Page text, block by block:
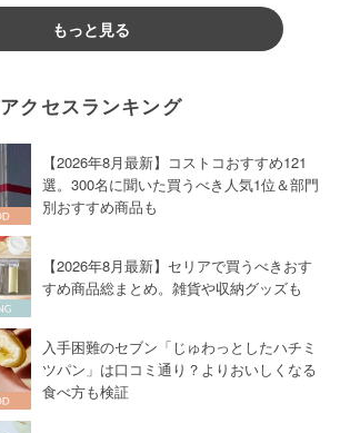
もっと見る
アクセスランキング
【2026年8月最新】コストコおすすめ121
選。300名に聞いた買うべき人気1位＆部門
別おすすめ商品も
【2026年8月最新】セリアで買うべきおす
すめ商品総まとめ。雑貨や収納グッズも
入手困難のセブン「じゅわっとしたハチミ
ツパン」は口コミ通り？よりおいしくなる
食べ方も検証